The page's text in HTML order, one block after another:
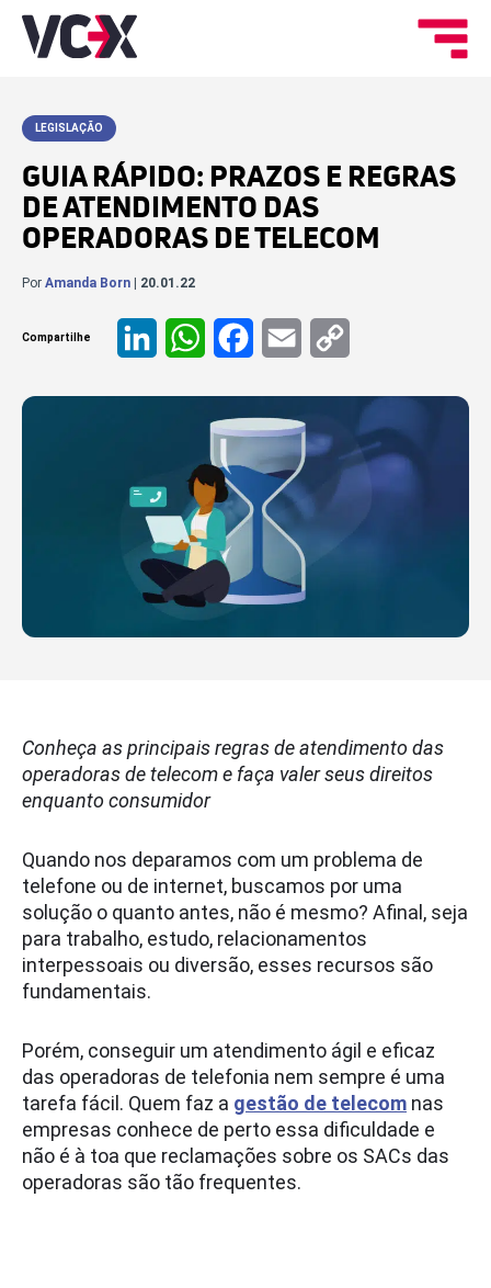
LEGISLAÇÃO
GUIA RÁPIDO: PRAZOS E REGRAS
DE ATENDIMENTO DAS
OPERADORAS DE TELECOM
Por Amanda Born | 20.01.22
Compartilhe
Conheça as principais regras de atendimento das
operadoras de telecom e faça valer seus direitos
enquanto consumidor
Quando nos deparamos com um problema de
telefone ou de internet, buscamos por uma
solução o quanto antes, não é mesmo? Afinal, seja
para trabalho, estudo, relacionamentos
interpessoais ou diversão, esses recursos são
fundamentais.
Porém, conseguir um atendimento ágil e eficaz
das operadoras de telefonia nem sempre é uma
tarefa fácil. Quem faz a gestão de telecom nas
empresas conhece de perto essa dificuldade e
não é à toa que reclamações sobre os SACs das
operadoras são tão frequentes.